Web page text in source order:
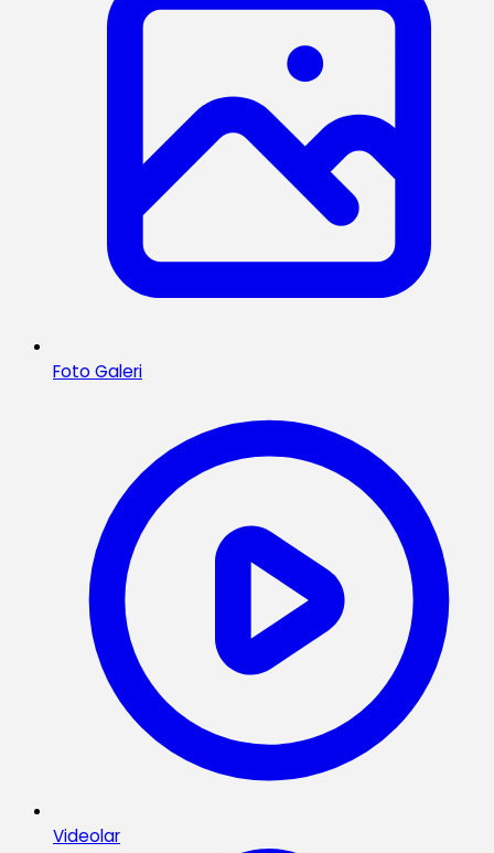
Foto Galeri
Videolar